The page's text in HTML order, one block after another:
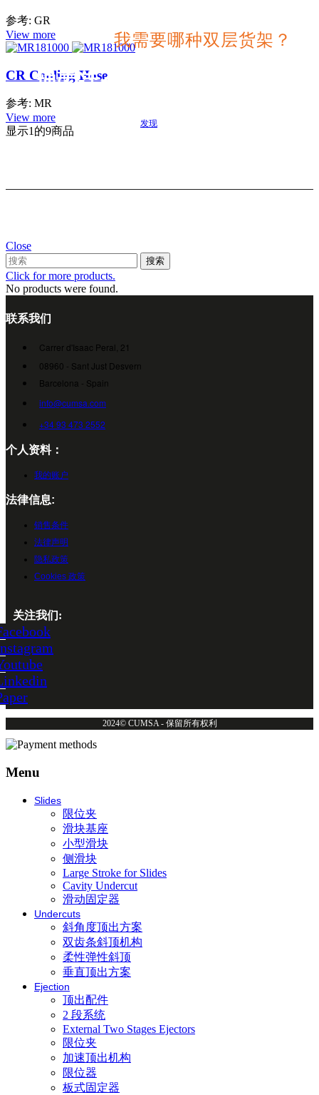
参考: GR
View more
CR Cooling Hose
参考: MR
View more
显示1 的9商品
我需要哪种双层货架？
搜索适合您项目的最佳选择
发现
Close
搜索
Click for more products.
No products were found.
联系我们
Carrer d'Isaac Peral, 21
08960 - Sant Just Desvern
Barcelona - Spain
info@cumsa.com
+34 93 473 2552
个人资料：
我的账户
法律信息:
销售条件
法律声明
隐私政策
Cookies 政策
关注我们:
2024© CUMSA - 保留所有权利
Menu
Slides
限位夹
滑块基座
小型滑块
侧滑块
Large Stroke for Slides
Cavity Undercut
滑动固定器
Undercuts
斜角度顶出方案
双齿条斜顶机构
柔性弹性斜顶
垂直顶出方案
Ejection
顶出配件
2 段系统
External Two Stages Ejectors
限位夹
加速顶出机构
限位器
板式固定器